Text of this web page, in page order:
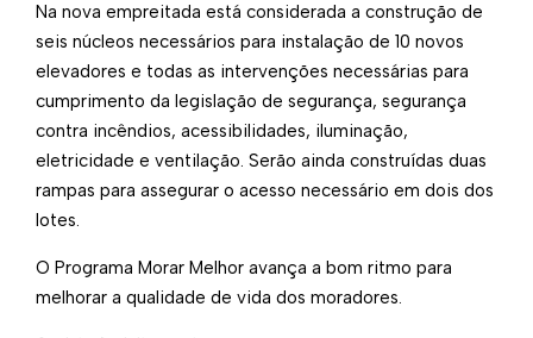
Na nova empreitada está considerada a construção de
seis núcleos necessários para instalação de 10 novos
elevadores e todas as intervenções necessárias para
cumprimento da legislação de segurança, segurança
contra incêndios, acessibilidades, iluminação,
eletricidade e ventilação. Serão ainda construídas duas
rampas para assegurar o acesso necessário em dois dos
lotes.
O Programa Morar Melhor avança a bom ritmo para
melhorar a qualidade de vida dos moradores.